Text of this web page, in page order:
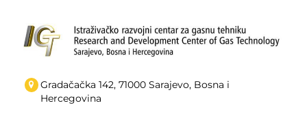
Gradačačka 142, 71000 Sarajevo, Bosna i
Hercegovina